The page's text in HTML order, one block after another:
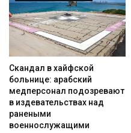
Скандал в хайфской
больнице: арабский
медперсонал подозревают
в издевательствах над
ранеными
военнослужащими